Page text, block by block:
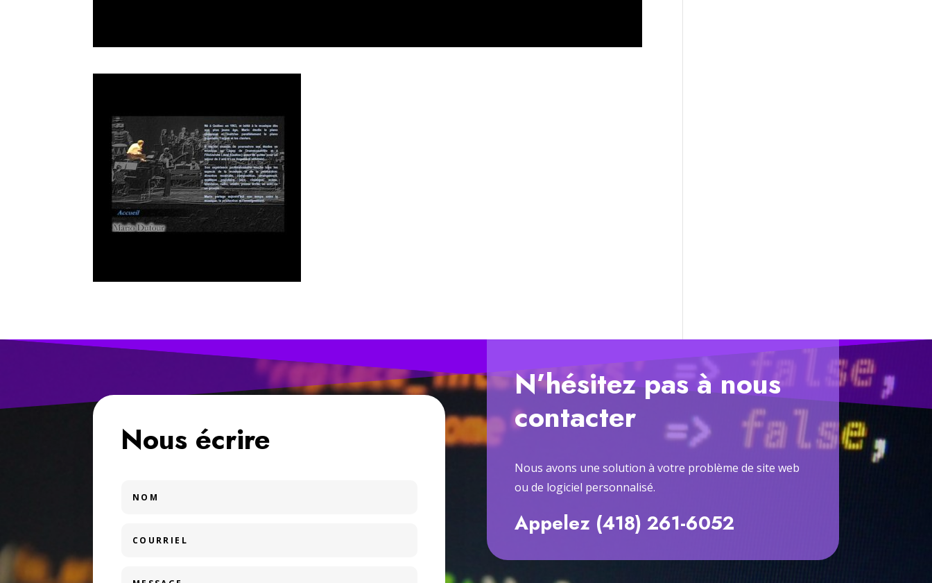
Nous écrire
N’hésitez pas à nous
contacter
Nous avons une solution à votre problème de site web
ou de logiciel personnalisé.
Appelez (418) 261-6052